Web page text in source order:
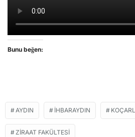
Bunu beğen:
AYDIN IHBARAYDIN
ZIRAAT FAKÜLTESI